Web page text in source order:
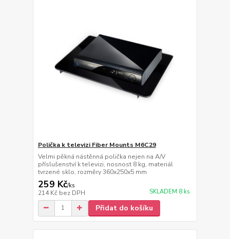
Polička k televizi Fiber Mounts M6C29
Velmi pěkná nástěnná polička nejen na A/V
příslušenství k televizi, nosnost 8 kg, materiál
tvrzené sklo, rozměry 360x250x5 mm
259 Kč/ks
214 Kč bez DPH SKLADEM 8 ks
Přidat do košíku